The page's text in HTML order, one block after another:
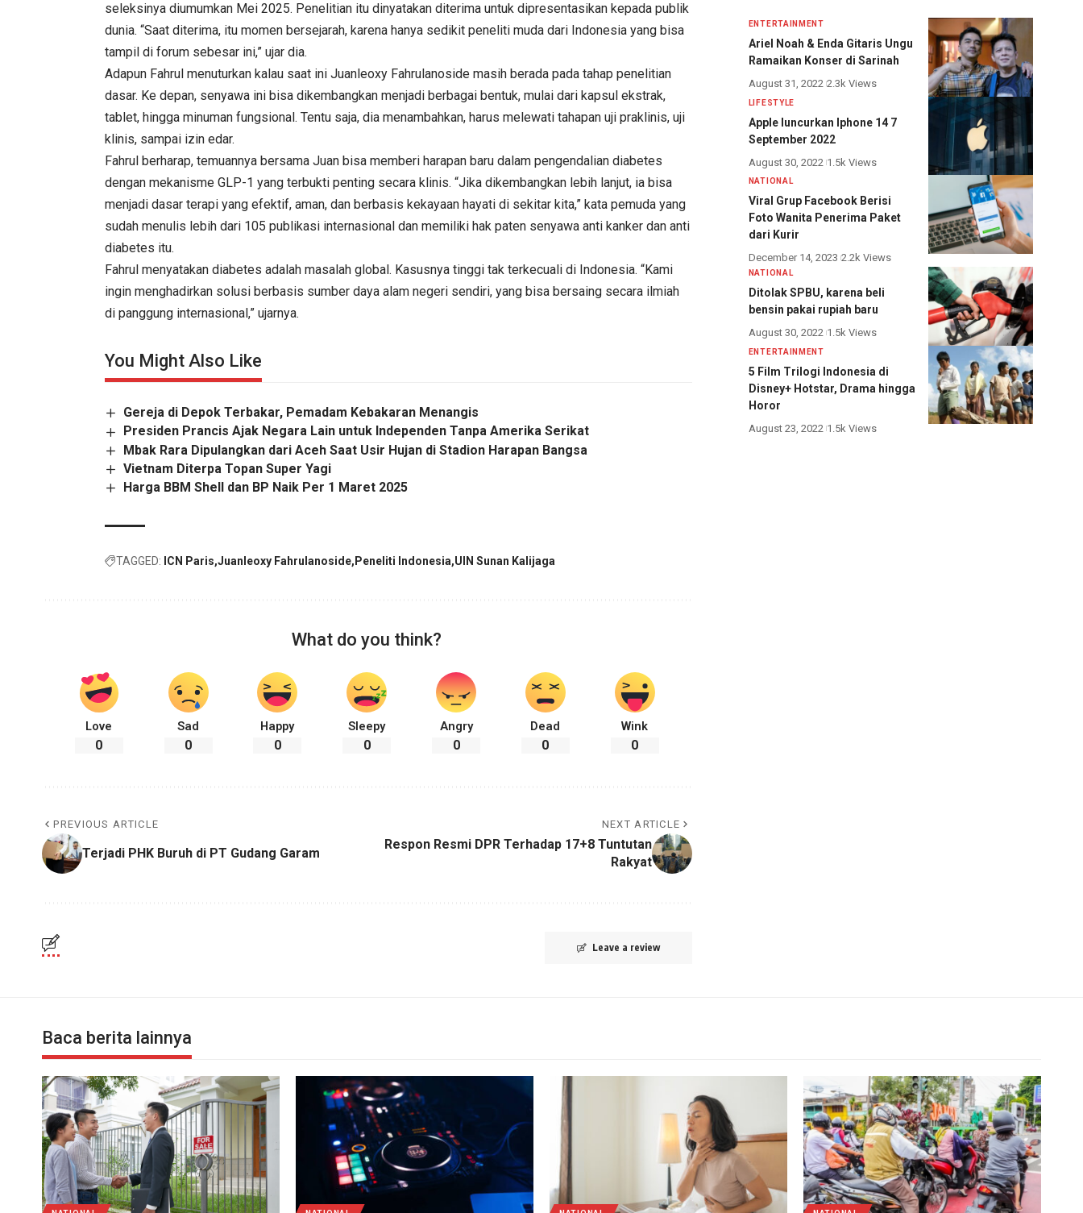
seleksinya diumumkan Mei 2025. Penelitian itu dinyatakan diterima untuk dipresentasikan kepada publik
dunia. “Saat diterima, itu momen bersejarah, karena hanya sedikit peneliti muda dari Indonesia yang bisa
tampil di forum sebesar ini,” ujar dia.
Adapun Fahrul menuturkan kalau saat ini Juanleoxy Fahrulanoside masih berada pada tahap penelitian
dasar. Ke depan, senyawa ini bisa dikembangkan menjadi berbagai bentuk, mulai dari kapsul ekstrak,
tablet, hingga minuman fungsional. Tentu saja, dia menambahkan, harus melewati tahapan uji praklinis, uji
klinis, sampai izin edar.
Fahrul berharap, temuannya bersama Juan bisa memberi harapan baru dalam pengendalian diabetes
dengan mekanisme GLP-1 yang terbukti penting secara klinis. “Jika dikembangkan lebih lanjut, ia bisa
menjadi dasar terapi yang efektif, aman, dan berbasis kekayaan hayati di sekitar kita,” kata pemuda yang
sudah menulis lebih dari 105 publikasi internasional dan memiliki hak paten senyawa anti kanker dan anti
diabetes itu.
Fahrul menyatakan diabetes adalah masalah global. Kasusnya tinggi tak terkecuali di Indonesia. “Kami
ingin menghadirkan solusi berbasis sumber daya alam negeri sendiri, yang bisa bersaing secara ilmiah
di panggung internasional,” ujarnya.
You Might Also Like
Gereja di Depok Terbakar, Pemadam Kebakaran Menangis
Presiden Prancis Ajak Negara Lain untuk Independen Tanpa Amerika Serikat
Mbak Rara Dipulangkan dari Aceh Saat Usir Hujan di Stadion Harapan Bangsa
Vietnam Diterpa Topan Super Yagi
Harga BBM Shell dan BP Naik Per 1 Maret 2025
TAGGED: ICN Paris Juanleoxy Fahrulanoside Peneliti Indonesia UIN Sunan Kalijaga
What do you think?
Love
0
Sad
0
Happy
0
Sleepy
0
Angry
0
Dead
0
Wink
0
PREVIOUS ARTICLE
Terjadi PHK Buruh di PT Gudang Garam
NEXT ARTICLE
Respon Resmi DPR Terhadap 17+8 Tuntutan
Rakyat
Leave a review
ENTERTAINMENT
Ariel Noah & Enda Gitaris Ungu
Ramaikan Konser di Sarinah
August 31, 2022 2.3k Views
LIFESTYLE
Apple luncurkan Iphone 14 7
September 2022
August 30, 2022 1.5k Views
NATIONAL
Viral Grup Facebook Berisi
Foto Wanita Penerima Paket
dari Kurir
December 14, 2023 2.2k Views
NATIONAL
Ditolak SPBU, karena beli
bensin pakai rupiah baru
August 30, 2022 1.5k Views
ENTERTAINMENT
5 Film Trilogi Indonesia di
Disney+ Hotstar, Drama hingga
Horor
August 23, 2022 1.5k Views
Baca berita lainnya